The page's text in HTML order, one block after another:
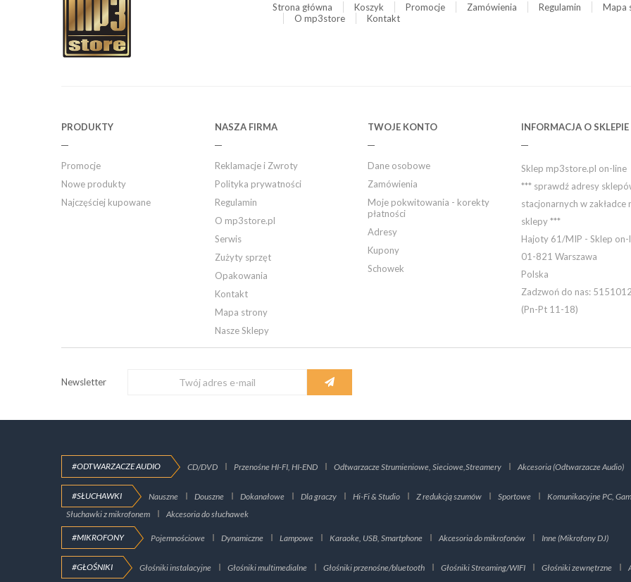
Strona główna Koszyk Promocje Zamówienia Regulamin
Mapa
O mp3store
Kontakt
PRODUKTY
Promocje
Nowe produkty
Najczęściej kupowane
NASZA FIRMA
Reklamacje i Zwroty
Polityka prywatności
Regulamin
O mp3store.pl
Serwis
Zużyty sprzęt
Opakowania
Kontakt
Mapa strony
Nasze Sklepy
TWOJE KONTO
Dane osobowe
Zamówienia
Moje pokwitowania - korekty
płatności
Adresy
Kupony
Schowek
INFORMACJA O SKLEPIE
Sklep mp3store.pl on-line
*** sprawdź adresy
stacjonarnych w zakładce
sklepy ***
Hajoty 61/MIP - Sklep on-
01-821 Warszawa
Polska
Zadzwoń do nas:
(Pn-Pt 11-18)
Newsletter
#ODTWARZACZE AUDIO CD/DVD Przenośne HI-FI, HI-END Odtwarzacze Strumieniowe, Sieciowe,Streamery Akcesoria (Odtwarzacze Audio)
#SŁUCHAWKI Nauszne Douszne Dokanałowe Dla graczy Hi-Fi & Studio Z redukcją szumów Sportowe
Komunikacyjne PC,
Słuchawki z mikrofonem
Akcesoria do słuchawek
#MIKROFONY Pojemnościowe Dynamiczne Lampowe Karaoke, USB, Smartphone Akcesoria do mikrofonów Inne (Mikrofony DJ)
#GŁOŚNIKI Głośniki instalacyjne Głośniki multimedialne Głośniki przenośne/bluetooth Głośniki Streaming/WIFI Głośniki zewnętrzne